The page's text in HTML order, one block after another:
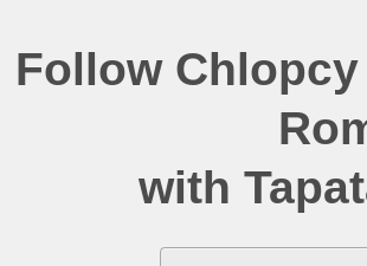
Follow
with